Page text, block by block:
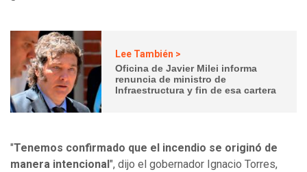
Lee También >
Oficina de Javier Milei informa
renuncia de ministro de
Infraestructura y fin de esa cartera
"Tenemos confirmado que el incendio se originó de
manera intencional ", dijo el gobernador Ignacio Torres,